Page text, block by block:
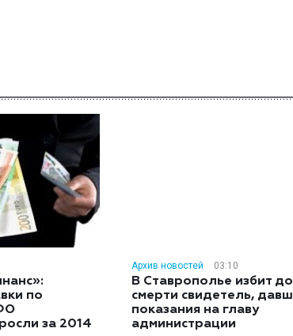
по
за 2014
Архив новостей 03:10
В Ставрополье избит до
смерти свидетель,
показания на главу
администрации